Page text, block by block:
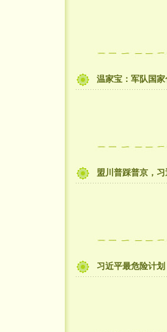
温家宝：军队国
盟川普踩普京，
习近平最危险计